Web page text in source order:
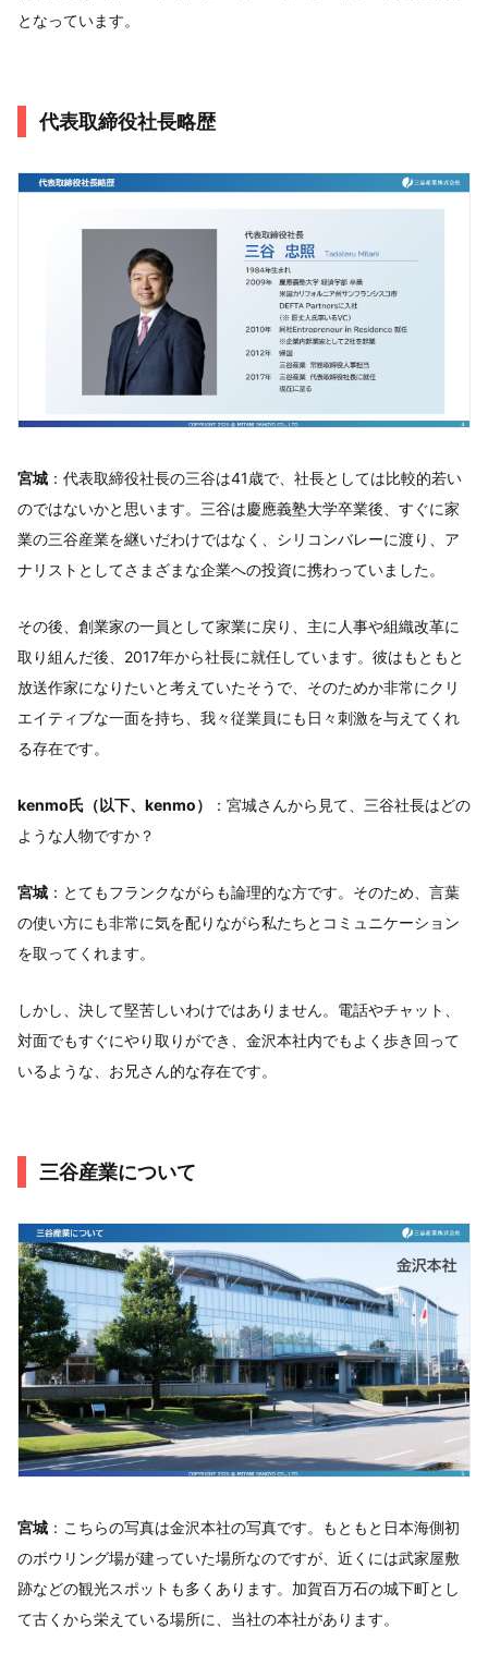
となっています。
代表取締役社長略歴
宮城 ：代表取締役社長の三谷は41歳で、社長としては比較的若い
のではないかと思います。三谷は慶應義塾大学卒業後、すぐに家
業の三谷産業を継いだわけではなく、シリコンバレーに渡り、ア
ナリストとしてさまざまな企業への投資に携わっていました。
その後、創業家の一員として家業に戻り、主に人事や組織改革に
取り組んだ後、2017年から社長に就任しています。彼はもともと
放送作家になりたいと考えていたそうで、そのためか非常にクリ
エイティブな一面を持ち、我々従業員にも日々刺激を与えてくれ
る存在です。
kenmo氏（以下、kenmo）
：宮城さんから見て、三谷社長はどの
ような人物ですか？
宮城 ：とてもフランクながらも論理的な方です。そのため、言葉
の使い方にも非常に気を配りながら私たちとコミュニケーション
を取ってくれます。
しかし、決して堅苦しいわけではありません。電話やチャット、
対面でもすぐにやり取りができ、金沢本社内でもよく歩き回って
いるような、お兄さん的な存在です。
三谷産業について
宮城 ：こちらの写真は金沢本社の写真です。もともと日本海側初
のボウリング場が建っていた場所なのですが、近くには武家屋敷
跡などの観光スポットも多くあります。加賀百万石の城下町とし
て古くから栄えている場所に、当社の本社があります。